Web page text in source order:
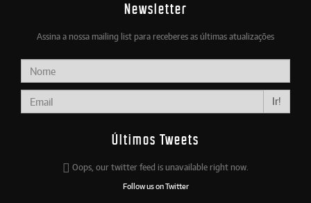
Newsletter
Assina a nossa mailing list para receberes as últimas atualizações
Ir!
Últimos Tweets
Oops, our twitter feed is unavailable right now.
Follow us on Twitter